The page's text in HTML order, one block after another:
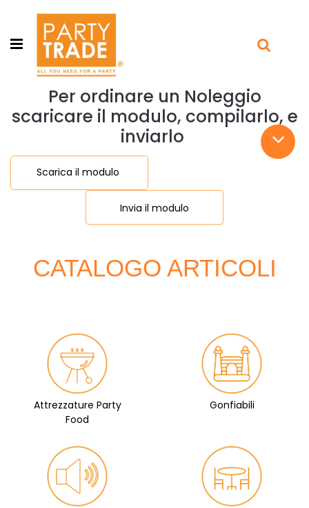
Open menu
Per ordinare un Noleggio
scaricare il modulo, compilarlo, e
inviarlo
Scarica il modulo
Invia il modulo
CATALOGO ARTICOLI
Attrezzature Party
Food
Gonfiabili